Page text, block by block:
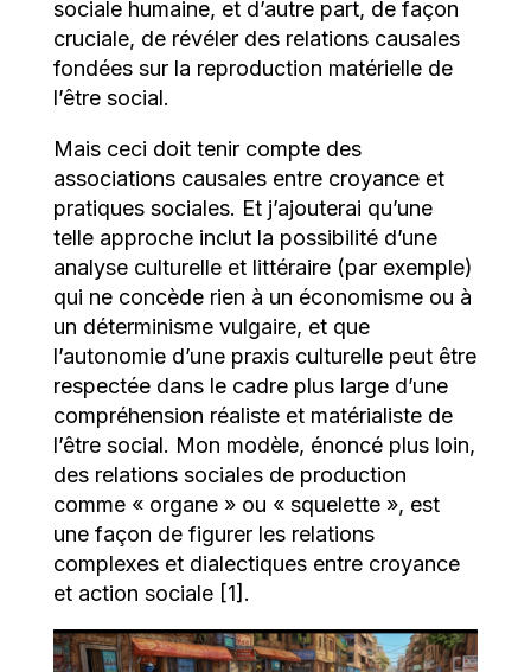
sociale humaine, et d’autre part, de façon
cruciale, de révéler des relations causales
fondées sur la reproduction matérielle de
l’être social.
Mais ceci doit tenir compte des
associations causales entre croyance et
pratiques sociales. Et j’ajouterai qu’une
telle approche inclut la possibilité d’une
analyse culturelle et littéraire (par exemple)
qui ne concède rien à un économisme ou à
un déterminisme vulgaire, et que
l’autonomie d’une praxis culturelle peut être
respectée dans le cadre plus large d’une
compréhension réaliste et matérialiste de
l’être social. Mon modèle, énoncé plus loin,
des relations sociales de production
comme « organe » ou « squelette », est
une façon de figurer les relations
complexes et dialectiques entre croyance
et action sociale [1].